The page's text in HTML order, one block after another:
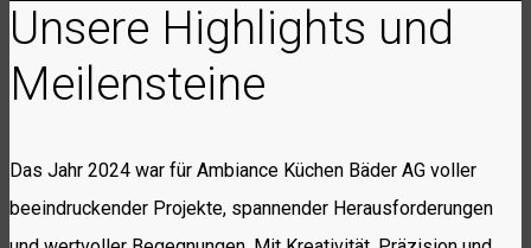
Unsere Highlights und
Meilensteine
Das Jahr 2024 war für Ambiance Küchen Bäder AG voller
beeindruckender Projekte, spannender Herausforderungen